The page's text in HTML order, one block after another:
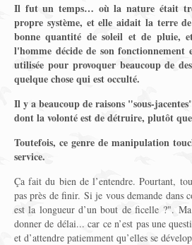
Il fut un temps… où la nature était
propre système, et elle aidait la terre
bonne quantité de soleil et de pluie,
l'homme décide de son fonctionnement
utilisée pour provoquer beaucoup de
quelque chose qui est occulté.
Il y a beaucoup de raisons "sous-
dont la volonté est de détruire, plutôt
Toutefois, ce genre de manipulation
service.
Ça fait du bien de l’entendre. Pourtant,
pas près de finir. Si je vous demande dans
est la longueur d’un bout de ficelle ?".
donner de délai... car ce n’est pas une
et d’attendre patiemment qu’elles se